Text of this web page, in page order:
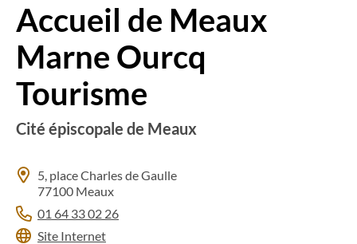
Accueil de Meaux
Marne Ourcq
Tourisme
Cité épiscopale de Meaux
5, place Charles de Gaulle
77100 Meaux
01 64 33 02 26
Site Internet